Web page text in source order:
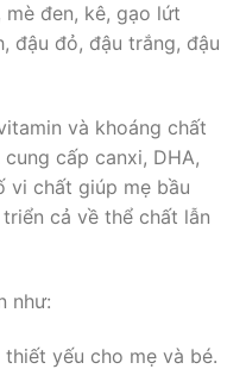
mè đen, kê, gạo lứt
đậu đỏ, đậu trắng, đậu
và khoáng chất
cấp canxi, DHA,
vi chất giúp mẹ bầu
cả về thể chất lẫn
như:
yếu cho mẹ và bé.